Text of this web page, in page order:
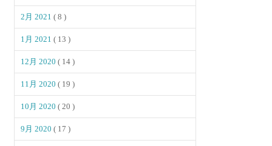
2月 2021( 8 )
1月 2021( 13 )
12月 2020( 14 )
11月 2020( 19 )
10月 2020( 20 )
9月 2020( 17 )